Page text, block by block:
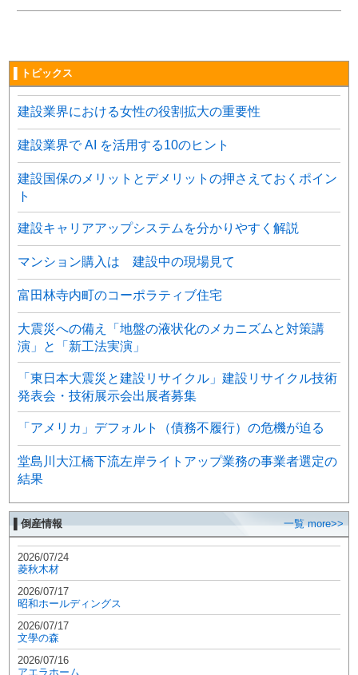
▌トピックス
建設業界における女性の役割拡大の重要性
建設業界で AI を活用する10のヒント
建設国保のメリットとデメリットの押さえておくポイン
ト
建設キャリアアップシステムを分かりやすく解説
マンション購入は 建設中の現場見て
富田林寺内町のコーポラティブ住宅
大震災への備え「地盤の液状化のメカニズムと対策講
演」と「新工法実演」
「東日本大震災と建設リサイクル」建設リサイクル技術
発表会・技術展示会出展者募集
「アメリカ」デフォルト（債務不履行）の危機が迫る
堂島川大江橋下流左岸ライトアップ業務の事業者選定の
結果
▌倒産情報 一覧 more>>
2026/07/24
菱秋木材
2026/07/17
昭和ホールディングス
2026/07/17
文學の森
2026/07/16
アエラホーム